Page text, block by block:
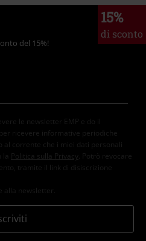
15%
di sconto
del 15%!
le newsletter EMP e do il
ricevere informative periodiche
corrente che i miei dati personali
Politica sulla Privacy
. Potrò revocare
tramite il link di disiscrizione
newsletter.